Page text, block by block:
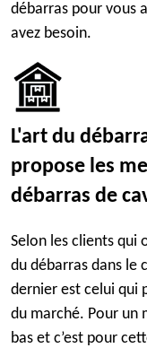
débarras pour vous
avez besoin.
L'art du
propose les
débarras de
Selon les clients qui
du débarras dans le
dernier est celui qui
du marché. Pour un
bas et c’est pour